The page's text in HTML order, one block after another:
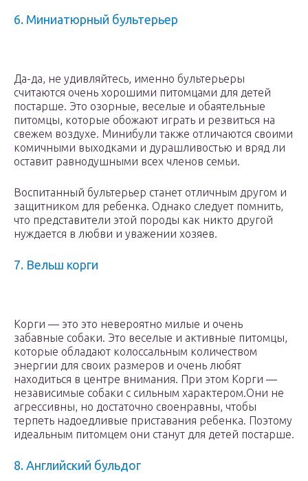
6. Миниатюрный бультерьер
Да-да, не удивляйтесь, именно бультерьеры
считаются очень хорошими питомцами для детей
постарше. Это озорные, веселые и обаятельные
питомцы, которые обожают играть и резвиться на
свежем воздухе. Минибули также отличаются своими
комичными выходками и дурашливостью и вряд ли
оставит равнодушными всех членов семьи.
Воспитанный бультерьер станет отличным другом и
защитником для ребенка. Однако следует помнить,
что представители этой породы как никто другой
нуждается в любви и уважении хозяев.
7. Вельш корги
Корги — это это невероятно милые и очень
забавные собаки. Это веселые и активные питомцы,
которые обладают колоссальным количеством
энергии для своих размеров и очень любят
находиться в центре внимания. При этом Корги —
независимые собаки с сильным характером.Они не
агрессивны, но достаточно своенравны, чтобы
терпеть надоедливые приставания ребенка. Поэтому
идеальным питомцем они станут для детей постарше.
8. Английский бульдог